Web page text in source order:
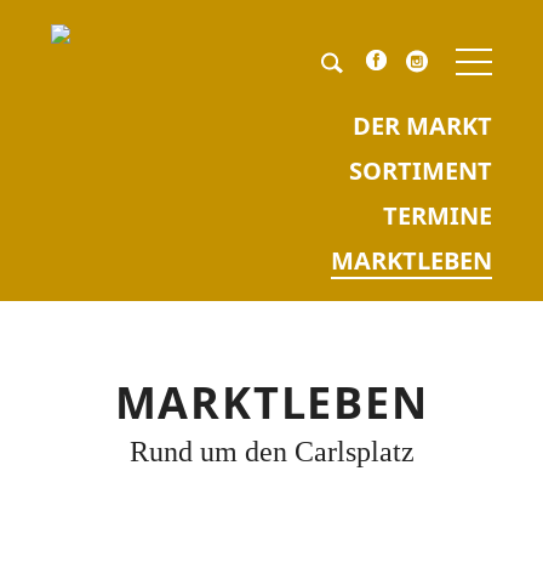
DER MARKT
SORTIMENT
TERMINE
MARKTLEBEN
Pflichtfeld
Keyword *
MARKTLEBEN
Rund um den Carlsplatz